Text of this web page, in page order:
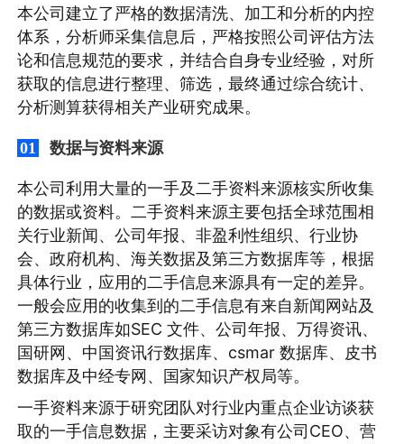
本公司建立了严格的数据清洗、加工和分析的内控
体系，分析师采集信息后，严格按照公司评估方法
论和信息规范的要求，并结合自身专业经验，对所
获取的信息进行整理、筛选，最终通过综合统计、
分析测算获得相关产业研究成果。
01 数据与资料来源
本公司利用大量的一手及二手资料来源核实所收集
的数据或资料。二手资料来源主要包括全球范围相
关行业新闻、公司年报、非盈利性组织、行业协
会、政府机构、海关数据及第三方数据库等，根据
具体行业，应用的二手信息来源具有一定的差异。
一般会应用的收集到的二手信息有来自新闻网站及
第三方数据库如SEC 文件、公司年报、万得资讯、
国研网、中国资讯行数据库、csmar 数据库、皮书
数据库及中经专网、国家知识产权局等。
一手资料来源于研究团队对行业内重点企业访谈获
取的一手信息数据，主要采访对象有公司CEO、营